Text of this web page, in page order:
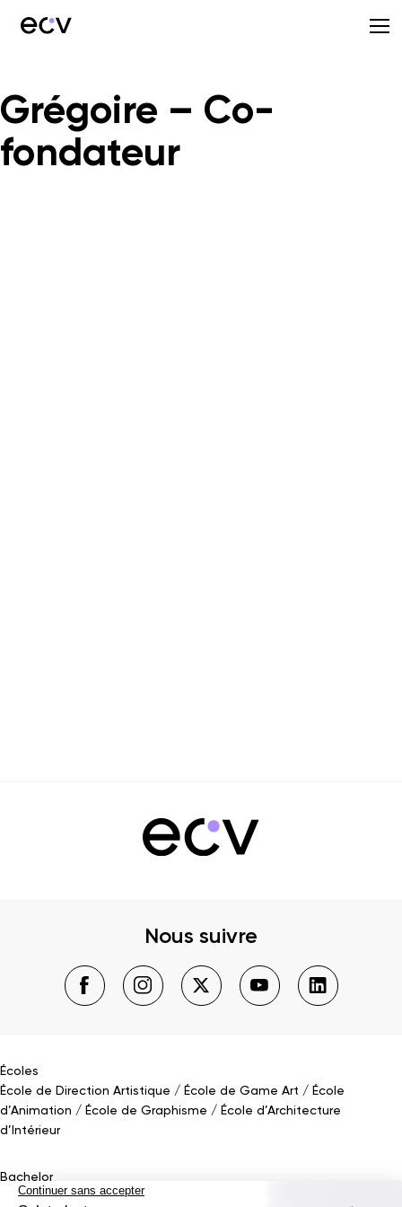
Grégoire – Co-
fondateur
Nous suivre
Écoles
École de Direction Artistique
École de Game Art
École
d’Animation
École de Graphisme
École d’Architecture
d’Intérieur
Bachelor
Bachelor Design Graphique